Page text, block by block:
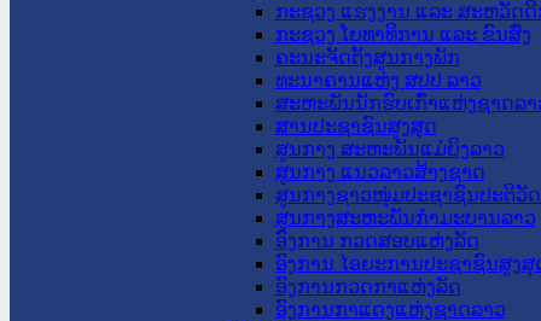
ກະຊວງ ແຮງງານ ແລະ ສະຫວັດ
ກະຊວງ ໂຍທາທິການ ແລະ ຂົນສົ່ງ
ຄະນະຈັດຕັ້ງສູນກາງພັກ
ທະນາຄານແຫ່ງ ສປປ ລາວ
ສະຫະພັນນັກຮົບເກົ່າແຫ່ງຊາດລາ
ສານປະຊາຊົນສູງສຸດ
ສູນກາງ ສະຫະພັນແມ່ຍິງລາວ
ສູນກາງ ແນວລາວສ້າງຊາດ
ສູນກາງຊາວໜຸ່ມປະຊາຊົນປະຕິວັ
ສູນກາງສະຫະພັນກຳມະບານລາວ
ອົງການ ກວດສອບແຫ່ງລັດ
ອົງການ ໄອຍະການປະຊາຊົນສູງສຸ
ອົງການກວດກາແຫ່ງລັດ
ອົງການກາແດງແຫ່ງຊາດລາວ